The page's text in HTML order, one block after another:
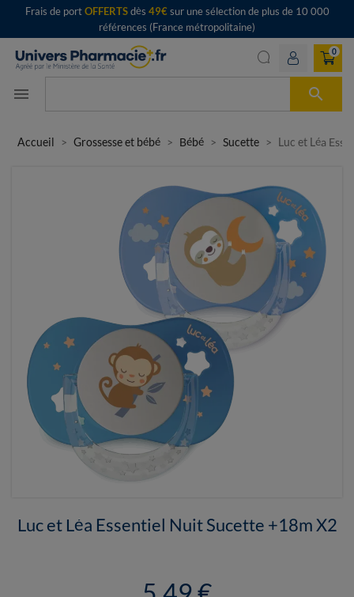
Frais de portOFFERTSdès 49€sur une sélection de plus de 10 000
références (France métropolitaine)
menu 
0
Accueil Grossesse et bébé Bébé Sucette Luc et Léa
Luc et Léa Essentiel Nuit Sucette +18m X2